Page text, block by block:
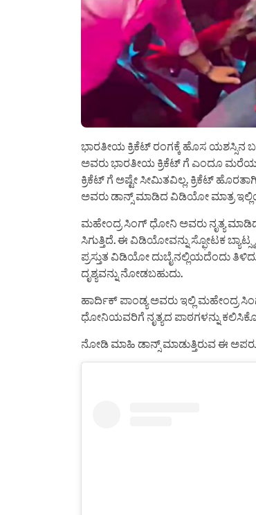
ಭಾರತೀಯ ಕ್ರಿಕೆಟ್ ರಂಗಕ್ಕೆ ಹೊಸ ಯಶಸ್ಸಿನ
ಅವರು ಭಾರತೀಯ ಕ್ರಿಕೆಟ್ ಗೆ ಎಂದೂ
ಕ್ರಿಕೆಟ್ ಗೆ ಅಷ್ಟೇ ಸೀಮಿತವಿಲ್ಲ. ಕ್ರಿಕೆಟ್
ಅವರು ಡಾನ್ಸ್ ಮಾಡಿದ ವಿಡಿಯೋ ಮಾತ್ರ
ಮಹೇಂದ್ರ ಸಿಂಗ್ ಧೋನಿ ಅವರು ನೃತ್ಯ
ಸಿಗುತ್ತಿದೆ. ಈ ವಿಡಿಯೋವನ್ನು ಸ್ಫೋಟಕ
ಪ್ರಸ್ತುತ ವಿಡಿಯೋ ದುಬೈನಲ್ಲಿಯದೆಂದು
ದೃಶ್ಯವನ್ನು ನೋಡಬಹುದು.
ಹಾರ್ದಿಕ್ ಪಾಂಡ್ಯ ಅವರು ಇಲ್ಲಿ ಮಹೇಂದ್ರ
ಧೋನಿಯವರಿಗೆ ನೃತ್ಯದ ಪಾಠಗಳನ್ನು
ನೋಡಿ ಮಾಹಿ ಡಾನ್ಸ್ ಮಾಡುತ್ತಿರುವ ಈ